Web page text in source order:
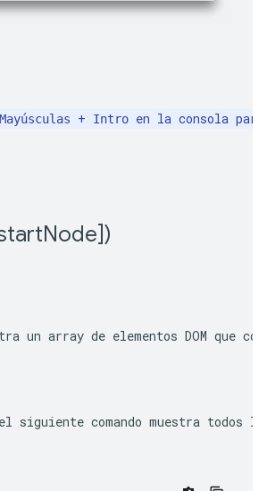
Mayúsculas + Intro en la consola
Node])
un array de elementos DOM que
siguiente comando muestra todos